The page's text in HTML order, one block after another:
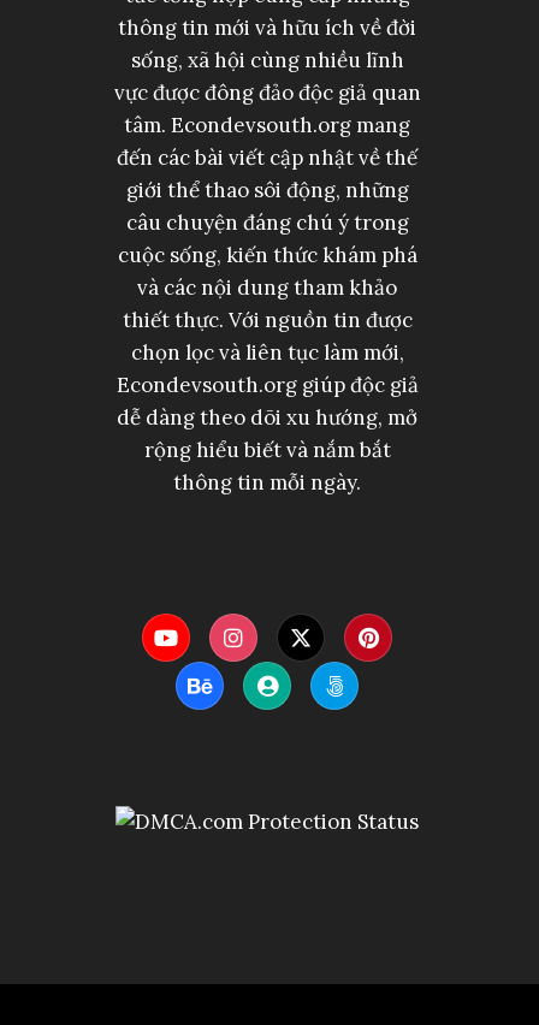
thông tin mới và hữu ích về đời
sống, xã hội cùng nhiều lĩnh
vực được đông đảo độc giả quan
tâm. Econdevsouth.org mang
đến các bài viết cập nhật về thế
giới thể thao sôi động, những
câu chuyện đáng chú ý trong
cuộc sống, kiến thức khám phá
và các nội dung tham khảo
thiết thực. Với nguồn tin được
chọn lọc và liên tục làm mới,
Econdevsouth.org giúp độc giả
dễ dàng theo dõi xu hướng, mở
rộng hiểu biết và nắm bắt
thông tin mỗi ngày.